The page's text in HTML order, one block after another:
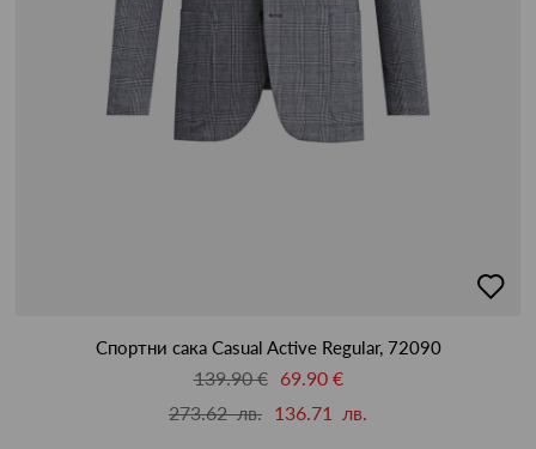
в
Спортни сака Casual Active Regular, 72090
139.90 €
69.90 €
273.62 лв. 136.71 лв.